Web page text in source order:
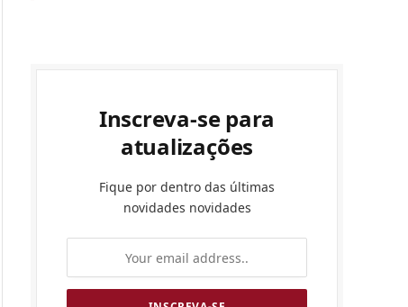
Inscreva-se para
atualizações
Fique por dentro das últimas
novidades novidades